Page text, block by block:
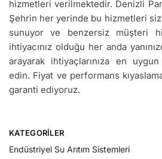
hizmetleri verilmektedir. Denizli
Şehrin her yerinde bu hizmetleri
sunuyor ve benzersiz müşteri
ihtiyacınız olduğu her anda
arayarak ihtiyaçlarınıza en
edin. Fiyat ve performans
garanti ediyoruz.
KATEGORILER
Endüstriyel Su Arıtım Sistemleri